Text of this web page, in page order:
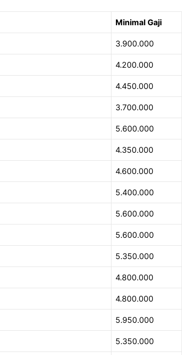
Minimal Gaji
3.900.000
4.200.000
4.450.000
3.700.000
5.600.000
4.350.000
4.600.000
5.400.000
5.600.000
5.600.000
5.350.000
4.800.000
4.800.000
5.950.000
5.350.000